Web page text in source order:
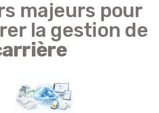
majeurs pour
la gestion de